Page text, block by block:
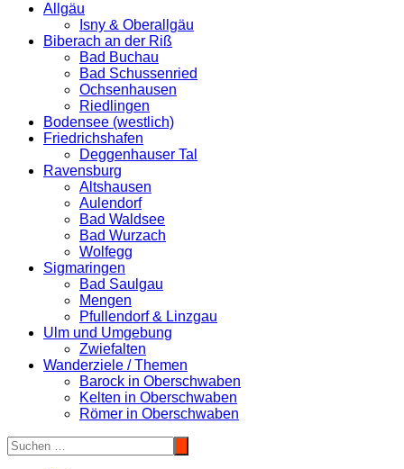
Allgäu
Isny & Oberallgäu
Biberach an der Riß
Bad Buchau
Bad Schussenried
Ochsenhausen
Riedlingen
Bodensee (westlich)
Friedrichshafen
Deggenhauser Tal
Ravensburg
Altshausen
Aulendorf
Bad Waldsee
Bad Wurzach
Wolfegg
Sigmaringen
Bad Saulgau
Mengen
Pfullendorf & Linzgau
Ulm und Umgebung
Zwiefalten
Wanderziele / Themen
Barock in Oberschwaben
Kelten in Oberschwaben
Römer in Oberschwaben